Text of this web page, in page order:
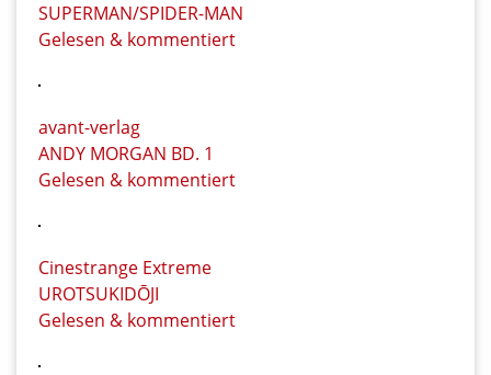
SUPERMAN/SPIDER-MAN
Gelesen & kommentiert
avant-verlag
ANDY MORGAN BD. 1
Gelesen & kommentiert
Cinestrange Extreme
UROTSUKIDŌJI
Gelesen & kommentiert